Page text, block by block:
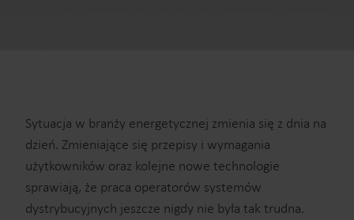
Sytuacja w branży energetycznej zmienia się z dnia na
dzień. Zmieniające się przepisy i wymagania
użytkowników oraz kolejne nowe technologie
sprawiają, że praca operatorów systemów
dystrybucyjnych jeszcze nigdy nie była tak trudna.